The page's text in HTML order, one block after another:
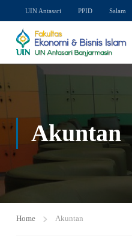
UIN Antasari PPID Salam
Akuntan
Home Akuntan